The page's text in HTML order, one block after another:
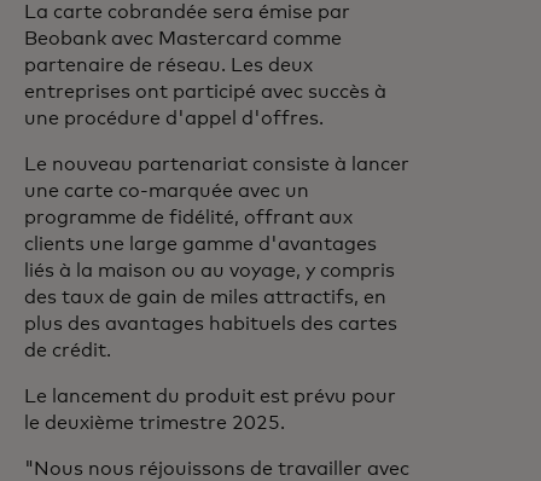
La carte cobrandée sera émise par
Beobank avec Mastercard comme
partenaire de réseau. Les deux
entreprises ont participé avec succès à
une procédure d'appel d'offres.
Le nouveau partenariat consiste à lancer
une carte co-marquée avec un
programme de fidélité, offrant aux
clients une large gamme d'avantages
liés à la maison ou au voyage, y compris
des taux de gain de miles attractifs, en
plus des avantages habituels des cartes
de crédit.
Le lancement du produit est prévu pour
le deuxième trimestre 2025.
"Nous nous réjouissons de travailler avec